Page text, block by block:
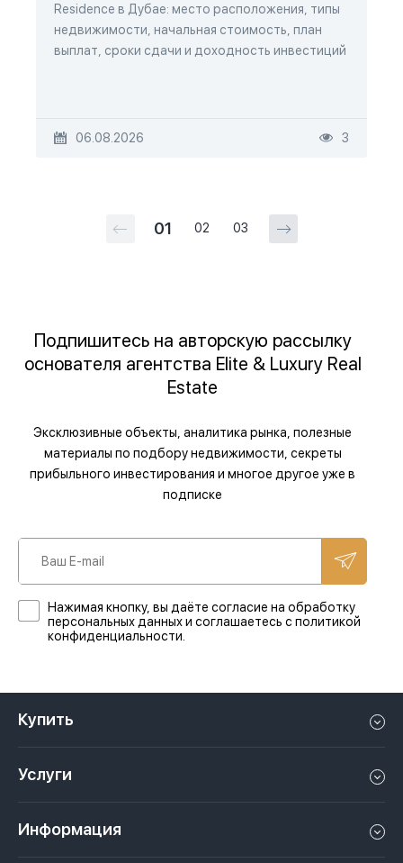
Residence в Дубае: место расположения, типы
недвижимости, начальная стоимость, план
выплат, сроки сдачи и доходность инвестиций
06.08.2026 3
01 02 03
Подпишитесь на авторскую рассылку
основателя агентства Elite & Luxury Real
Estate
Эксклюзивные объекты, аналитика рынка, полезные
материалы по подбору недвижимости, секреты
прибыльного инвестирования и многое другое уже в
подписке
Нажимая кнопку, вы даёте согласие на обработку
персональных данных и соглашаетесь с политикой
конфиденциальности.
Купить
Апартаменты в Дубае
Услуги
Информация